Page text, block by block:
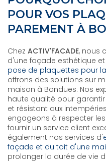
POUR VOS
PAREMENT À
Chez ACTIV'FACADE, nous
d'une façade esthétique
pose de plaquettes pour
offrons des solutions sur
maison à Bondues. Nos
haute qualité pour
et résistant aux
engageons à respecter les
fournir un service client
également nos services d'
façade et du toit d'une
prolonger la durée de vie